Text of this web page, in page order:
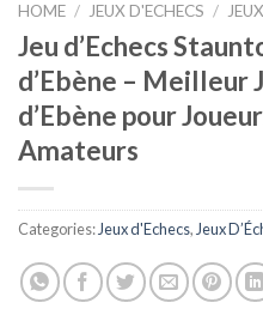
HOME / JEUX D'ECHECS /
Jeu d’Echecs
d’Ebène – Meilleur
d’Ebène pour
Amateurs
Categories: Jeux d'Echecs, Jeux